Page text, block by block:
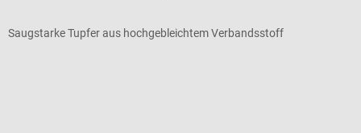
Saugstarke Tupfer aus hochgebleichtem Verbandsstoff